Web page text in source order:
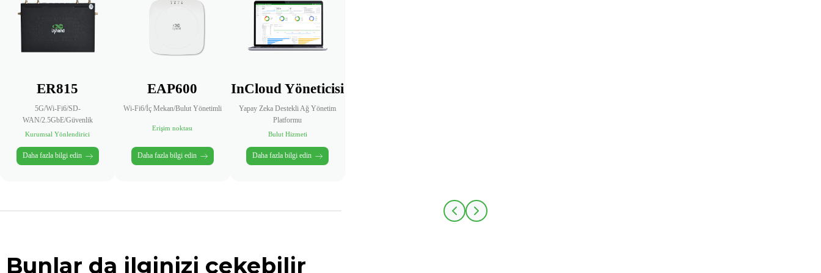
ER815
5G/Wi-Fi6/SD-
WAN/2.5GbE/Güvenlik
Kurumsal Yönlendirici
Daha fazla bilgi edin
EAP600
Wi-Fi6/İç Mekan/Bulut Yönetimli
Erişim noktası
Daha fazla bilgi edin
InCloud Yöneticisi
Yapay Zeka Destekli Ağ Yönetim
Platformu
Bulut Hizmeti
Daha fazla bilgi edin
Bunlar da ilginizi çekebilir